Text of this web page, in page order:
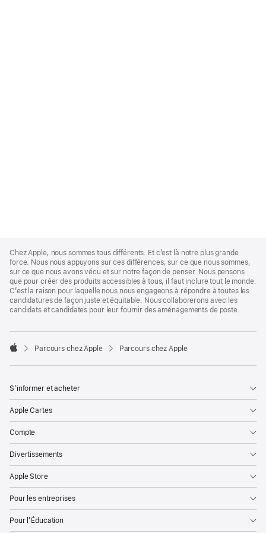
Footer
Chez Apple, nous sommes tous différents. Et c’est là notre plus grande
force. Nous nous appuyons sur ces différences, sur ce que nous sommes,
sur ce que nous avons vécu et sur notre façon de penser. Nous pensons
que pour créer des produits accessibles à tous, il faut inclure tout le monde.
C’est la raison pour laquelle nous nous engageons à répondre à toutes les
candidatures de façon juste et équitable. Nous collaborerons avec les
candidats et candidates pour leur fournir des aménagements de poste.

Parcours chez Apple Parcours chez Apple
S’informer et acheter
Apple Cartes
Compte
Divertissements
Apple Store
Pour les entreprises
Pour l’Éducation